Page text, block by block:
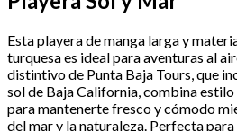
Esta playera de manga larga y
turquesa es ideal para aventuras al
distintivo de Punta Baja Tours, que
sol de Baja California, combina
para mantenerte fresco y cómodo
del mar y la naturaleza. Perfecta